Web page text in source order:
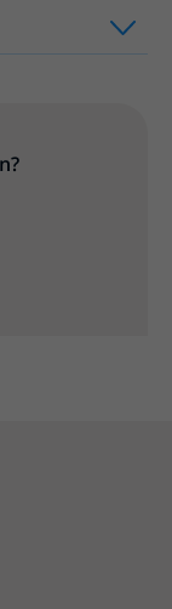
klik